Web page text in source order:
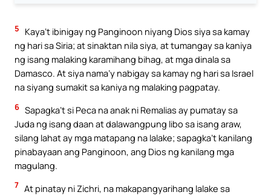
5
Kaya’t ibinigay ng Panginoon niyang Dios siya sa kamay
ng hari sa Siria; at sinaktan nila siya, at tumangay sa kaniya
ng isang malaking karamihang bihag, at mga dinala sa
Damasco. At siya nama’y nabigay sa kamay ng hari sa Israel
na siyang sumakit sa kaniya ng malaking pagpatay.
6 Sapagka’t si Peca na anak ni Remalias ay pumatay sa
Juda ng isang daan at dalawangpung libo sa isang araw,
silang lahat ay mga matapang na lalake; sapagka’t kanilang
pinabayaan ang Panginoon, ang Dios ng kanilang mga
magulang.
7 At pinatay ni Zichri, na makapangyarihang lalake sa